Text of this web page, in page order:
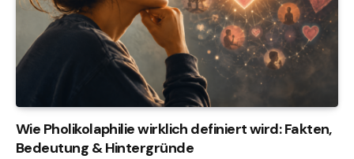
Wie Pholikolaphilie wirklich definiert wird: Fakten,
Bedeutung & Hintergründe